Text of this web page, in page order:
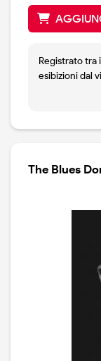
Registrato tra
esibizioni dal
The Blues